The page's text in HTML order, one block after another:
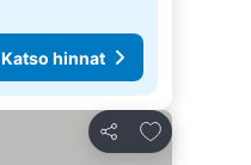
Katso hinnat
Jaa
Lisää